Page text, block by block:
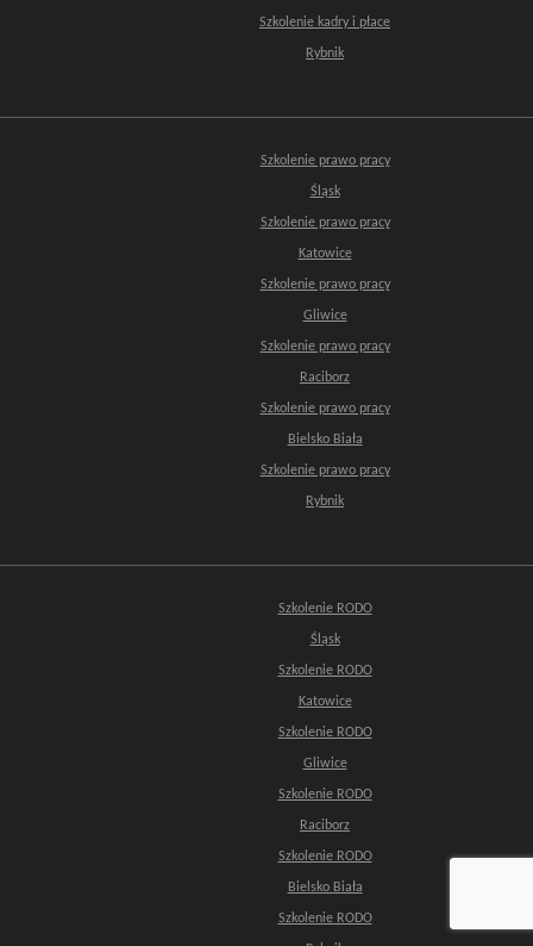
Szkolenie kadry i płace
Rybnik
Szkolenie prawo pracy
Śląsk
Szkolenie prawo pracy
Katowice
Szkolenie prawo pracy
Gliwice
Szkolenie prawo pracy
Raciborz
Szkolenie prawo pracy
Bielsko Biała
Szkolenie prawo pracy
Rybnik
Szkolenie RODO
Śląsk
Szkolenie RODO
Katowice
Szkolenie RODO
Gliwice
Szkolenie RODO
Raciborz
Szkolenie RODO
Bielsko Biała
Szkolenie RODO